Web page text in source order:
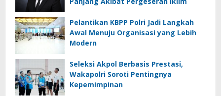
Pelantikan KBPP Polri Jadi Langkah
Awal Menuju Organisasi yang Lebih
Modern
Seleksi Akpol Berbasis Prestasi,
Wakapolri Soroti Pentingnya
Kepemimpinan